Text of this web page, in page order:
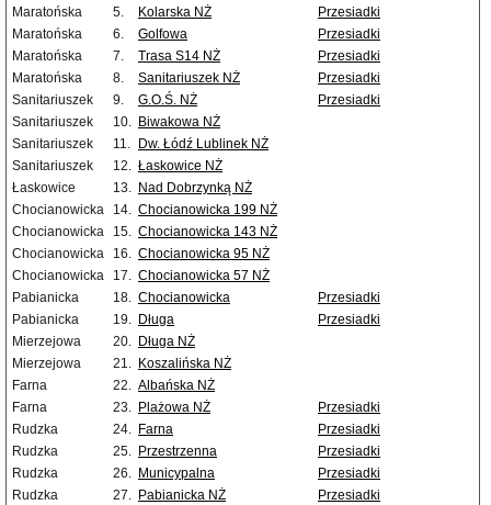
Maratońska
5. Kolarska NŻ
Przesiadki
Maratońska
6. Golfowa
Przesiadki
Maratońska
7. Trasa S14 NŻ
Przesiadki
Maratońska
8. Sanitariuszek NŻ
Przesiadki
Sanitariuszek
9. G.O.Ś. NŻ
Przesiadki
Sanitariuszek
10. Biwakowa NŻ
Sanitariuszek
11.
Dw. Łódź Lublinek NŻ
Sanitariuszek
12. Łaskowice NŻ
Łaskowice
13. Nad Dobrzynką NŻ
Chocianowicka
14. Chocianowicka 199 NŻ
Chocianowicka
15. Chocianowicka 143 NŻ
Chocianowicka
16. Chocianowicka 95 NŻ
Chocianowicka
17. Chocianowicka 57 NŻ
Pabianicka
18. Chocianowicka
Przesiadki
Pabianicka
19. Długa
Przesiadki
Mierzejowa
20. Długa NŻ
Mierzejowa
21. Koszalińska NŻ
Farna
22. Albańska NŻ
Farna
23. Plażowa NŻ
Przesiadki
Rudzka
24. Farna
Przesiadki
Rudzka
25. Przestrzenna
Przesiadki
Rudzka
26. Municypalna
Przesiadki
Rudzka
27. Pabianicka NŻ
Przesiadki